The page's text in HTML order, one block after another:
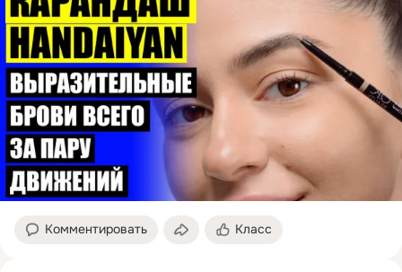
Комментировать Класс